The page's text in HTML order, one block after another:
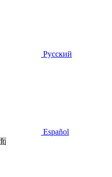
Русский
Español